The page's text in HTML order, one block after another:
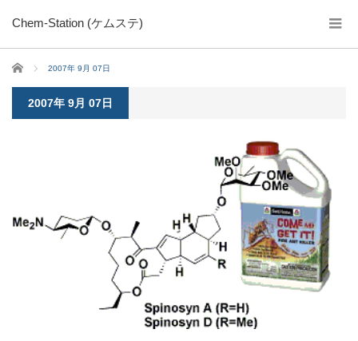
Chem-Station (ケムステ)
ホーム 2007年 9月 07日
2007年 9月 07日